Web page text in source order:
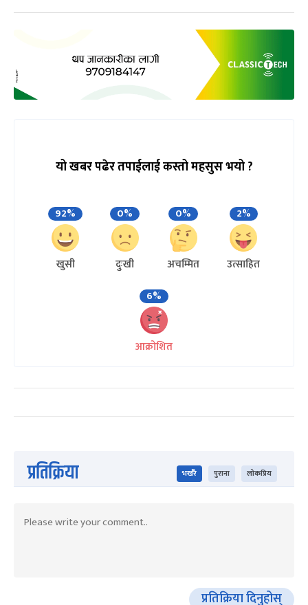
यो खबर पढेर तपाईलाई कस्तो महसुस भयो ?
92%
खुसी
0%
दुःखी
0%
अचम्मित
2%
उत्साहित
6%
आक्रोशित
प्रतिक्रिया भर्खरै पुराना लोकप्रिय
प्रतिक्रिया दिनुहोस्